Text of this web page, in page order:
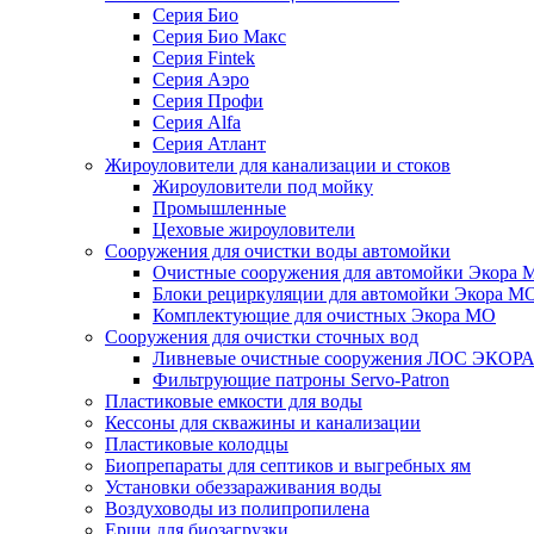
Серия Био
Серия Био Макс
Серия Fintek
Серия Аэро
Серия Профи
Серия Alfa
Серия Атлант
Жироуловители для канализации и стоков
Жироуловители под мойку
Промышленные
Цеховые жироуловители
Сооружения для очистки воды автомойки
Очистные сооружения для автомойки Экора
Блоки рециркуляции для автомойки Экора
Комплектующие для очистных Экора МО
Сооружения для очистки сточных вод
Ливневые очистные сооружения ЛОС ЭКОРА
Фильтрующие патроны Servo-Patron
Пластиковые емкости для воды
Кессоны для скважины и канализации
Пластиковые колодцы
Биопрепараты для септиков и выгребных ям
Установки обеззараживания воды
Воздуховоды из полипропилена
Ерши для биозагрузки